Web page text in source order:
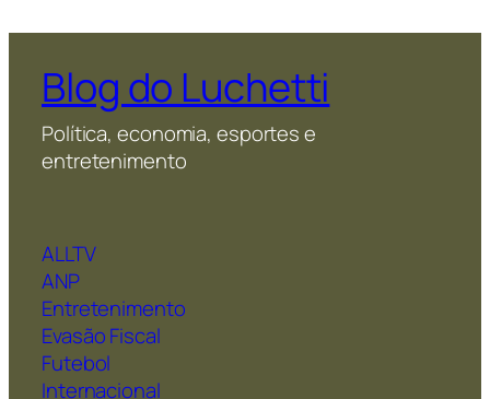
Blog do Luchetti
Política, economia, esportes e
entretenimento
ALLTV
ANP
Entretenimento
Evasão Fiscal
Futebol
Internacional